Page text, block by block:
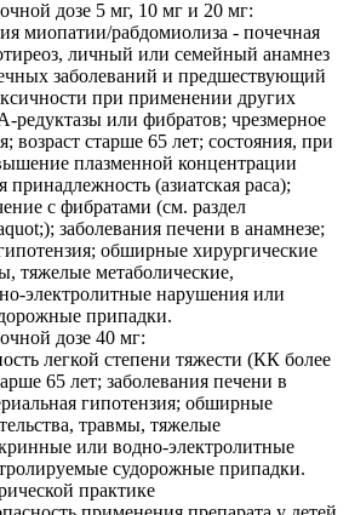
дозе 5 мг, 10 мг и 20 мг:
миопатии/рабдомиолиза - почечная
личный или семейный анамнез
заболеваний и предшествующий
при применении других
или фибратов; чрезмерное
возраст старше 65 лет; состояния, при
плазменной концентрации
принадлежность (азиатская раса);
с фибратами (см. раздел
заболевания печени в анамнезе;
обширные хирургические
тяжелые метаболические,
электролитные нарушения или
припадки.
дозе 40 мг:
легкой степени тяжести (КК более
65 лет; заболевания печени в
гипотензия; обширные
травмы, тяжелые
или водно-электролитные
судорожные припадки.
практике